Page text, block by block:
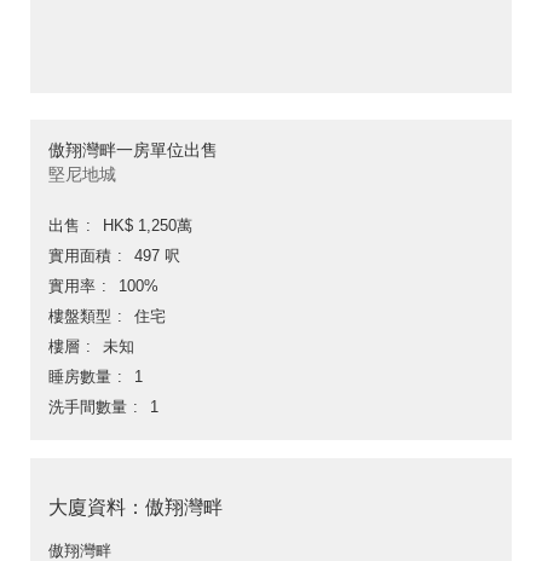
傲翔灣畔一房單位出售
堅尼地城
出售
HK$ 1,250萬
實用面積
497 呎
實用率
100%
樓盤類型
住宅
樓層
未知
睡房數量
1
洗手間數量
1
大廈資料：傲翔灣畔
傲翔灣畔